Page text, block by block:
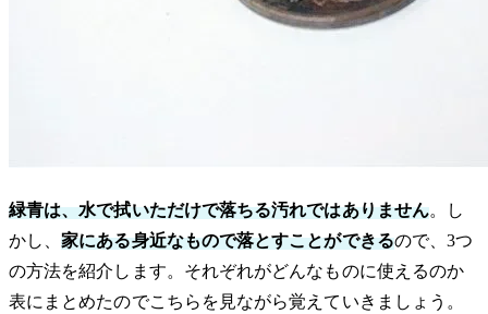
緑青は、水で拭いただけで落ちる汚れではありません。し
かし、家にある身近なもので落とすことができるので、3つ
の方法を紹介します。それぞれがどんなものに使えるのか
表にまとめたのでこちらを見ながら覚えていきましょう。